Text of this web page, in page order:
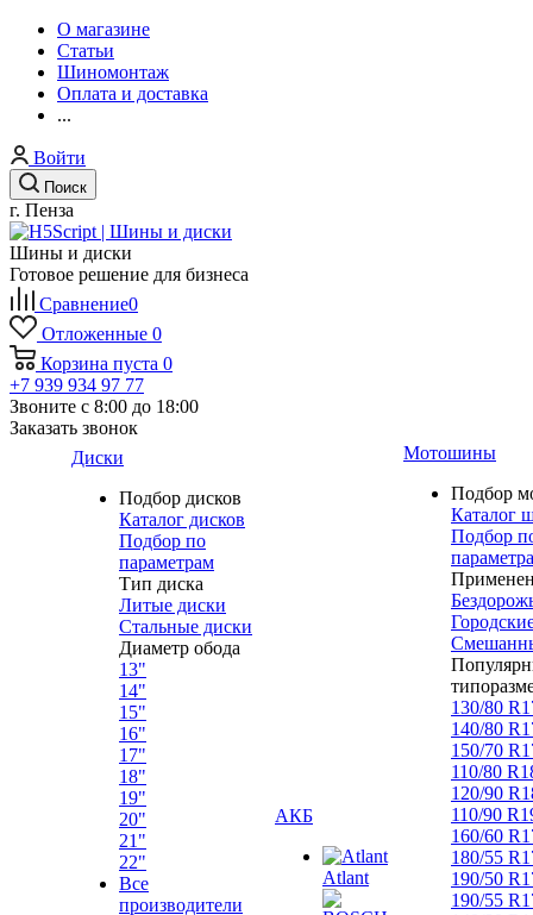
О магазине
Статьи
Шиномонтаж
Оплата и доставка
...
Войти
Поиск
г. Пенза
Шины и диски
Готовое решение для бизнеса
Сравнение0
Отложенные 0
Корзина пуста 0
+7 939 934 97 77
Звоните с 8:00 до 18:00
Заказать звонок
Диски
Подбор дисков
Каталог дисков
Подбор по
параметрам
Тип диска
Литые диски
Стальные диски
Диаметр обода
13"
14"
15"
16"
17"
18"
19"
20"
21"
22"
Все
производители
АКБ
Atlant
Мотошины
Подбор
Каталог
Подбор
130/80
140/80
150/70
110/80
120/90
110/90
160/60
180/55
190/50
190/55